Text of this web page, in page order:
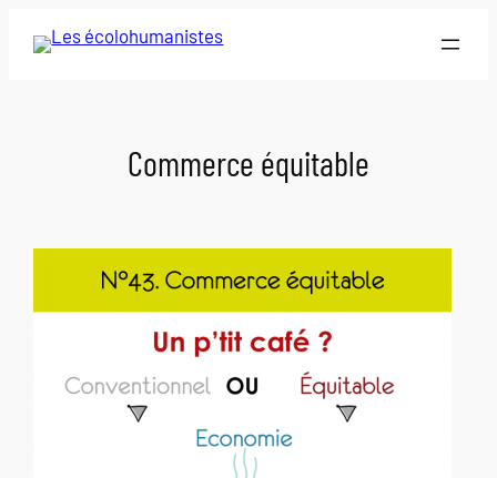
Commerce équitable